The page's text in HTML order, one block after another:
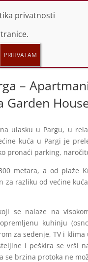
–
Garden
ulasku u Pargu, u
kuća u Pargi je
pronaći parking,
metara, a od plaže
za razliku od većine
se nalaze na
kuhinju
za sedenje, TV i
i peškira se vrši
se brzina protoka ne
privatnosti